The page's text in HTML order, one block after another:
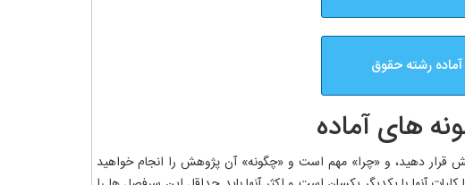
رشته حقوق
های آماده
دهید، و «چرا» مهم است و «چگونه» آن پژوهش را انجام خواهید